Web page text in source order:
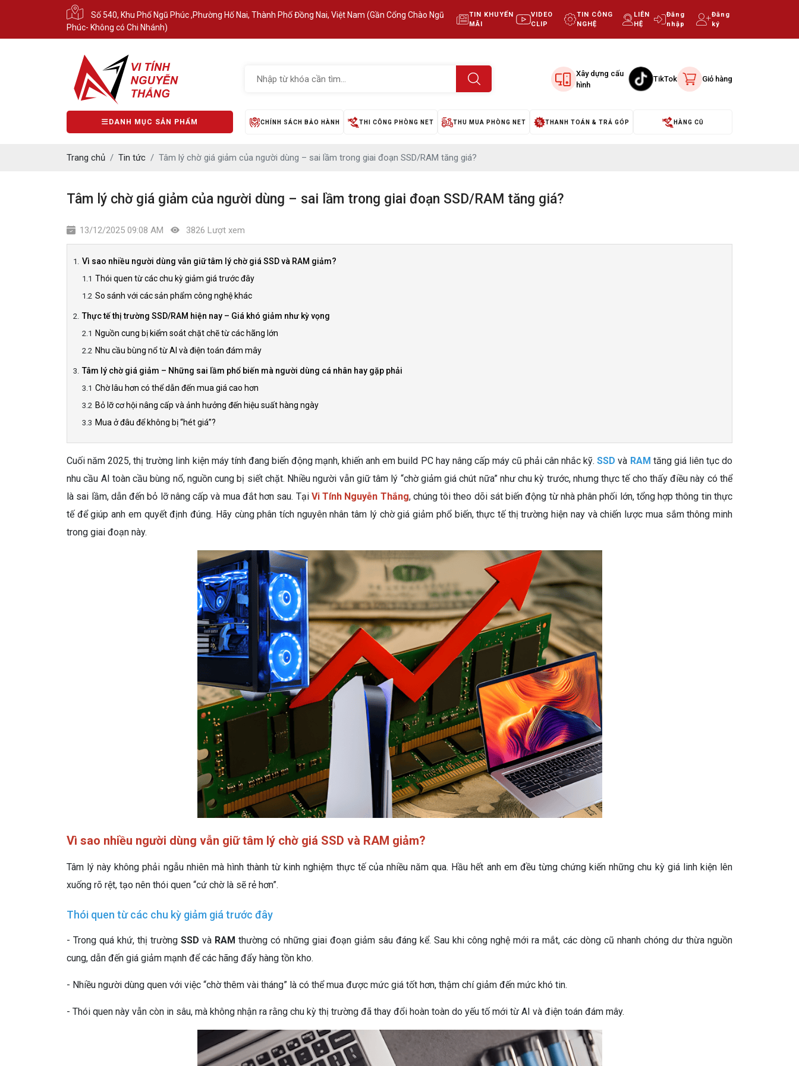
Số 540, Khu Phố Ngũ Phúc ,Phường Hố Nai, Thành Phố Đồng Nai, Việt Nam (Gần Cổng Chào Ngũ
Phúc- Không có Chi Nhánh)
TIN KHUYẾN
MÃI
VIDEO
CLIP
TIN CÔNG
NGHỆ
LIÊN
HỆ
Đăng
nhập
Đăng
ký
Xây dựng cấu
hình
TikTok Giỏ hàng
DANH MỤC SẢN PHẨM CHÍNH SÁCH BẢO HÀNH THI CÔNG PHÒNG NET THU MUA PHÒNG NET THANH TOÁN & TRẢ GÓP HÀNG CŨ
Trang chủ Tin tức Tâm lý chờ giá giảm của người dùng – sai lầm trong giai đoạn SSD/RAM tăng giá?
Tâm lý chờ giá giảm của người dùng – sai lầm trong giai đoạn SSD/RAM tăng giá?
13/12/2025 09:08 AM 3826 Lượt xem
Vì sao nhiều người dùng vẫn giữ tâm lý chờ giá SSD và RAM giảm?
Thói quen từ các chu kỳ giảm giá trước đây
So sánh với các sản phẩm công nghệ khác
Thực tế thị trường SSD/RAM hiện nay – Giá khó giảm như kỳ vọng
Nguồn cung bị kiểm soát chặt chẽ từ các hãng lớn
Nhu cầu bùng nổ từ AI và điện toán đám mây
Tâm lý chờ giá giảm – Những sai lầm phổ biến mà người dùng cá nhân hay gặp phải
Chờ lâu hơn có thể dẫn đến mua giá cao hơn
Bỏ lỡ cơ hội nâng cấp và ảnh hưởng đến hiệu suất hàng ngày
Mua ở đâu để không bị “hét giá”?
Cuối năm 2025, thị trường linh kiện máy tính đang biến động mạnh, khiến anh em build PC hay nâng cấp máy cũ phải cân nhắc kỹ.SSD và RAM tăng giá liên tục do
nhu cầu AI toàn cầu bùng nổ, nguồn cung bị siết chặt. Nhiều người vẫn giữ tâm lý “chờ giảm giá chút nữa” như chu kỳ trước, nhưng thực tế cho thấy điều này có thể
là sai lầm, dẫn đến bỏ lỡ nâng cấp và mua đắt hơn sau. Tại Vi Tính Nguyễn Thắng, chúng tôi theo dõi sát biến động từ nhà phân phối lớn, tổng hợp thông tin thực
tế để giúp anh em quyết định đúng. Hãy cùng phân tích nguyên nhân tâm lý chờ giá giảm phổ biến, thực tế thị trường hiện nay và chiến lược mua sắm thông minh
trong giai đoạn này.
Vì sao nhiều người dùng vẫn giữ tâm lý chờ giá SSD và RAM giảm?
Tâm lý này không phải ngẫu nhiên mà hình thành từ kinh nghiệm thực tế của nhiều năm qua. Hầu hết anh em đều từng chứng kiến những chu kỳ giá linh kiện lên
xuống rõ rệt, tạo nên thói quen “cứ chờ là sẽ rẻ hơn”.
Thói quen từ các chu kỳ giảm giá trước đây
- Trong quá khứ, thị trường SSD và RAM thường có những giai đoạn giảm sâu đáng kể. Sau khi công nghệ mới ra mắt, các dòng cũ nhanh chóng dư thừa nguồn
cung, dẫn đến giá giảm mạnh để các hãng đẩy hàng tồn kho.
- Nhiều người dùng quen với việc “chờ thêm vài tháng” là có thể mua được mức giá tốt hơn, thậm chí giảm đến mức khó tin.
- Thói quen này vẫn còn in sâu, mà không nhận ra rằng chu kỳ thị trường đã thay đổi hoàn toàn do yếu tố mới từ AI và điện toán đám mây.